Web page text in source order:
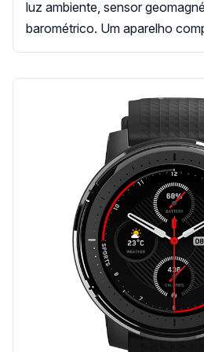
luz ambiente, sensor
barométrico. Um aparelho